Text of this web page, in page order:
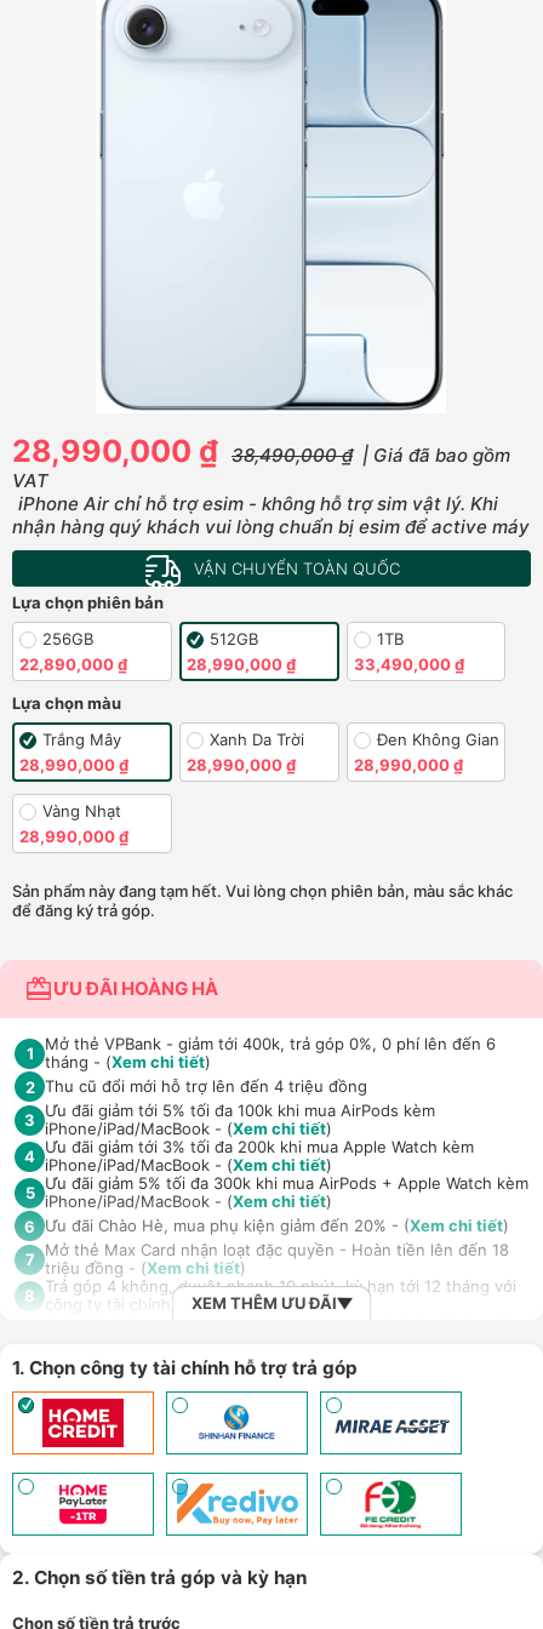
28,990,000 ₫ 38,490,000 ₫ | Giá đã bao gồm
VAT
iPhone Air chỉ hỗ trợ esim - không hỗ trợ sim vật lý. Khi
nhận hàng quý khách vui lòng chuẩn bị esim để active máy
VẬN CHUYỂN TOÀN QUỐC
Lựa chọn phiên bản
256GB
22,890,000 ₫
512GB
28,990,000 ₫
1TB
33,490,000 ₫
Lựa chọn màu
Trắng Mây
28,990,000 ₫
Xanh Da Trời
28,990,000 ₫
Đen Không Gian
28,990,000 ₫
Vàng Nhạt
28,990,000 ₫
Sản phẩm này đang tạm hết. Vui lòng chọn phiên bản, màu sắc khác
để đăng ký trả góp.
ƯU ĐÃI HOÀNG HÀ
1
Mở thẻ VPBank - giảm tới 400k, trả góp 0%, 0 phí lên đến 6
tháng - (Xem chi tiết)
2 Thu cũ đổi mới hỗ trợ lên đến 4 triệu đồng
3
Ưu đãi giảm tới 5% tối đa 100k khi mua AirPods kèm
iPhone/iPad/MacBook - (Xem chi tiết)
4 Ưu đãi giảm tới 3% tối đa 200k khi mua Apple Watch kèm
iPhone/iPad/MacBook - (Xem chi tiết)
5 Ưu đãi giảm 5% tối đa 300k khi mua AirPods + Apple Watch kèm
iPhone/iPad/MacBook - (Xem chi tiết)
6
Ưu đãi Chào Hè, mua phụ kiện giảm đến 20% - (Xem chi tiết)
7
Mở thẻ Max Card nhận loạt đặc quyền - Hoàn tiền lên đến 18
triệu đồng - (Xem chi tiết)
8 Trả góp 4 không, duyệt nhanh 10 phút, kỳ hạn tới 12 tháng với
công ty tài chính/thẻ tín dụng
10 Giảm 5% tối đa 500k khi thanh toán qua Spaylater - (
tiết)
11 Ưu đãi mua dán màn hình kèm máy Điện thoại/Máy tính
bảng/Laptop/Đồng hồ giảm 10% - (
Xem chi tiết
12
Giảm thêm 15% tối đa 1.000.000đ với các sản phẩm Loa, tai nghe
Sony khi mua kèm với các sản phẩm: Laptop/ Điện thoại/ Đồng
hồ thông minh - (Xem chi tiết)
13
TPBank Evo - Giảm đến 500.000đ, trả góp 0%, 0 phí lên đến 6
tháng - (
Xem chi tiết
14
Nhận báo giá tốt nhất cho khách hàng doanh nghiệp B2B khi
mua số lượng lớn - (Xem chi tiết)
XEM THÊM ƯU ĐÃI
1. Chọn công ty tài chính hỗ trợ trả góp
2. Chọn số tiền trả góp và kỳ hạn
Chọn số tiền trả trước